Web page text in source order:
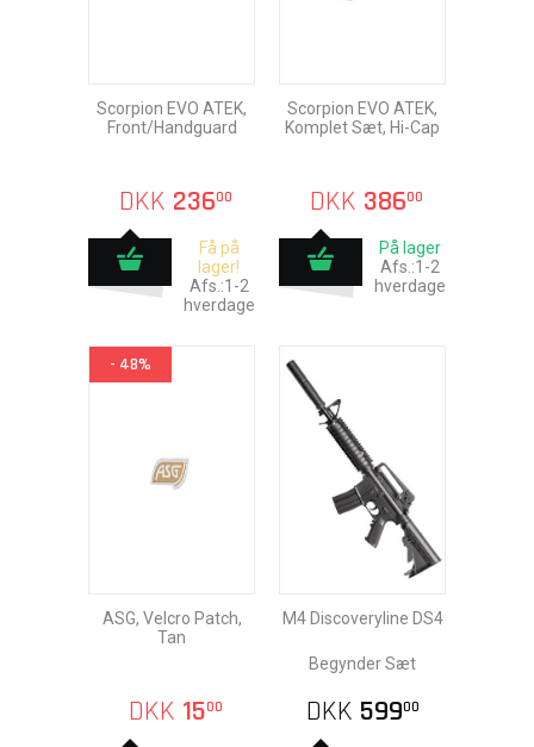
Scorpion EVO ATEK,
Front/Handguard
DKK 23600
Få på
lager!
Afs.:1-2
hverdage
Scorpion EVO ATEK,
Komplet Sæt, Hi-Cap
DKK 38600
På lager
Afs.:1-2
hverdage
- 48%
ASG, Velcro Patch,
Tan
DKK 1500
M4 Discoveryline DS4
Begynder Sæt
DKK 59900